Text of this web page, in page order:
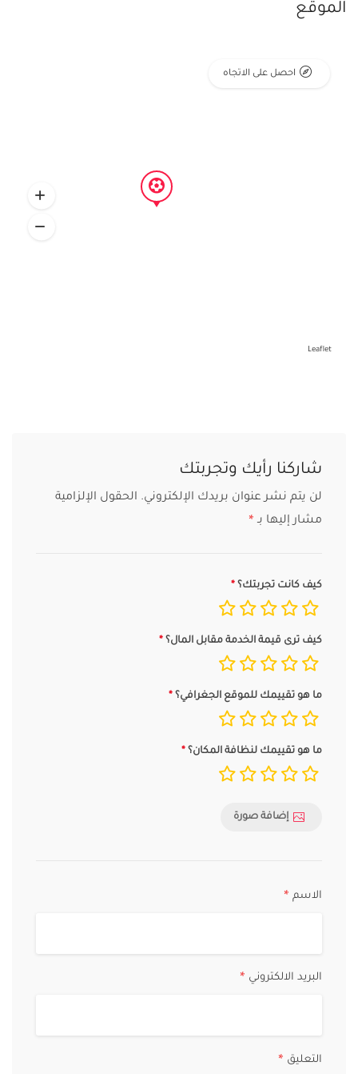
الموقع
Leaflet
احصل على الاتجاه
شاركنا رأيك وتجربتك
لن يتم نشر عنوان بريدك الإلكتروني. الحقول الإلزامية
مشار إليها بـ *
كيف كانت تجربتك؟
كيف ترى قيمة الخدمة مقابل المال؟
ما هو تقييمك للموقع الجغرافي؟
ما هو تقييمك لنظافة المكان؟
إضافة صورة
الاسم *
البريد الالكتروني *
التعليق *